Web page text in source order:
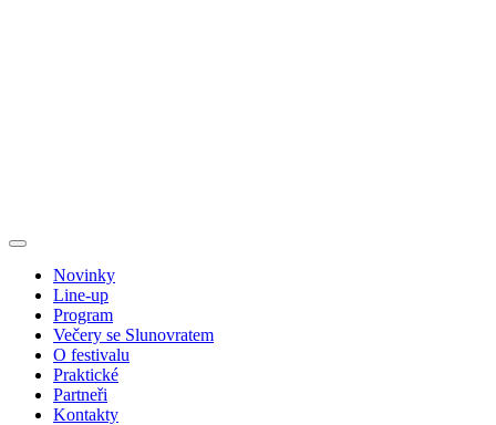
Novinky
Line-up
Program
Večery se Slunovratem
O festivalu
Praktické
Partneři
Kontakty